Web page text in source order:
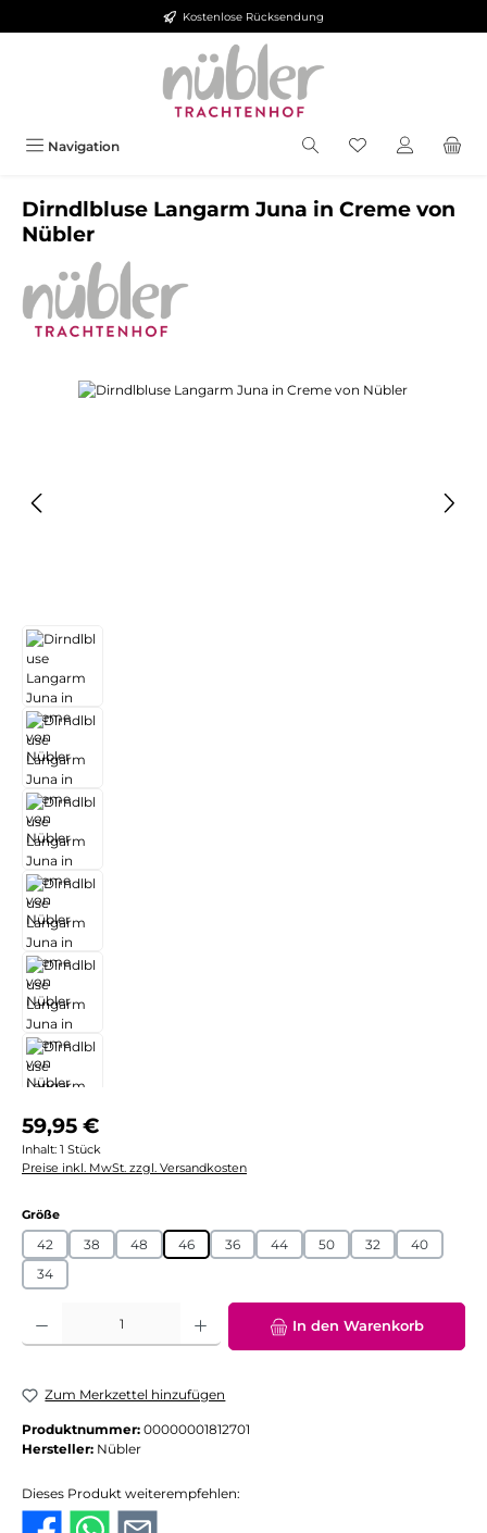
Zum Hauptinhalt springen Kostenlose Rücksendung
Navigation
Dirndlbluse Langarm Juna in Creme von
Nübler
Bildergalerie überspringen
Regulärer Preis:
59,95 €
Inhalt: 1 Stück
Preise inkl. MwSt. zzgl. Versandkosten
Größeauswählen
42 38 48 46 36 44 50 32
40
34
Produkt Anzahl: Gib den gewünschten Wert ein oder benutze die
In den Warenkorb
Zum Merkzettel hinzufügen
Produktnummer: 00000001812701
Hersteller: Nübler
Dieses Produkt weiterempfehlen: